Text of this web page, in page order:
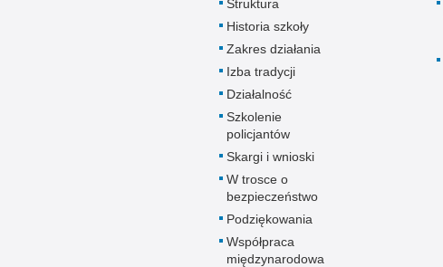
Struktura
Historia szkoły
Zakres działania
Izba tradycji
Działalność
Szkolenie
policjantów
Skargi i wnioski
W trosce o
bezpieczeństwo
Podziękowania
Współpraca
międzynarodowa